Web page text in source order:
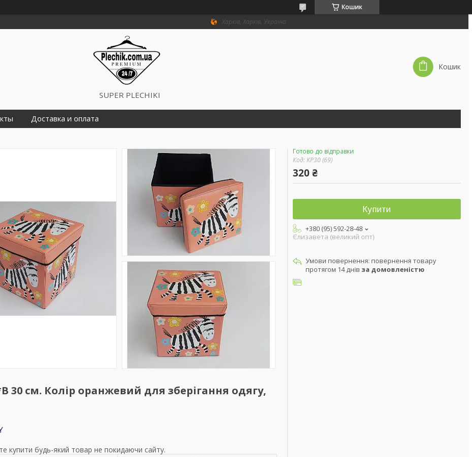
Кошик
Харків, Харків, Україна
SUPER PLECHIKI
Кошик
Доставка и оплата
30 см. Колір оранжевий для зберігання одягу,
купити будь-який товар не покидаючи сайту.
Готово до відправки
Код:KP30 (69)
320 ₴
Купити
+380 (95) 592-28-48
Єлизавета (великий опт)
повернення товару
протягом 14 днів за домовленістю